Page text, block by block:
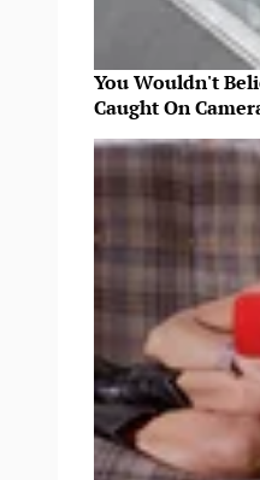
You Wouldn't
Caught On